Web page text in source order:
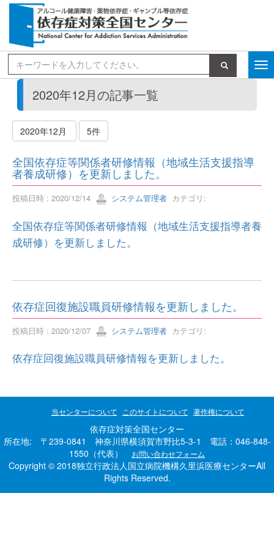
検索
2020年12月の記事一覧
2020年12月 5件
全国依存症等関係者研修情報（地域生活支援指導
者養成研修）を更新しました。
投稿日時 : 2020/12/14 システム管理者 カテゴリ:
全国依存症等関係者研修情報（地域生活支援指導者養
成研修）を更新しました。
依存症回復施設職員研修情報を更新しました。
投稿日時 : 2020/12/07 システム管理者 カテゴリ:
依存症回復施設職員研修情報を更新しました。
当センターについて このサイトについて 著作権について
依存症対策全国センター
所在地: 〒239-0841 神奈川県横須賀市野比5-3-1 電話：046-848-
1550（代表）
お問い合わせフォーム
Copyright © 2018独立行政法人国立病院機構久里浜医療センターAll
Rights Reserved.